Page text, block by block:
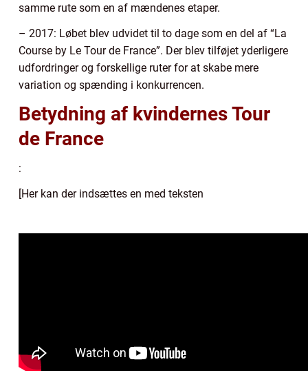
samme rute som en af mændenes etaper.
– 2017: Løbet blev udvidet til to dage som en del af “La
Course by Le Tour de France”. Der blev tilføjet yderligere
udfordringer og forskellige ruter for at skabe mere
variation og spænding i konkurrencen.
Betydning af kvindernes Tour
de France
:
[Her kan der indsættes en med teksten